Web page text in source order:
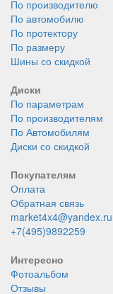
По производителю
По автомобилю
По протектору
По размеру
Шины со скидкой
Диски
По параметрам
По производителям
По Автомобилям
Диски со скидкой
Покупателям
Оплата
Обратная связь
market4x4@yandex.ru
+7(495)9892259
Интересно
Фотоальбом
Отзывы